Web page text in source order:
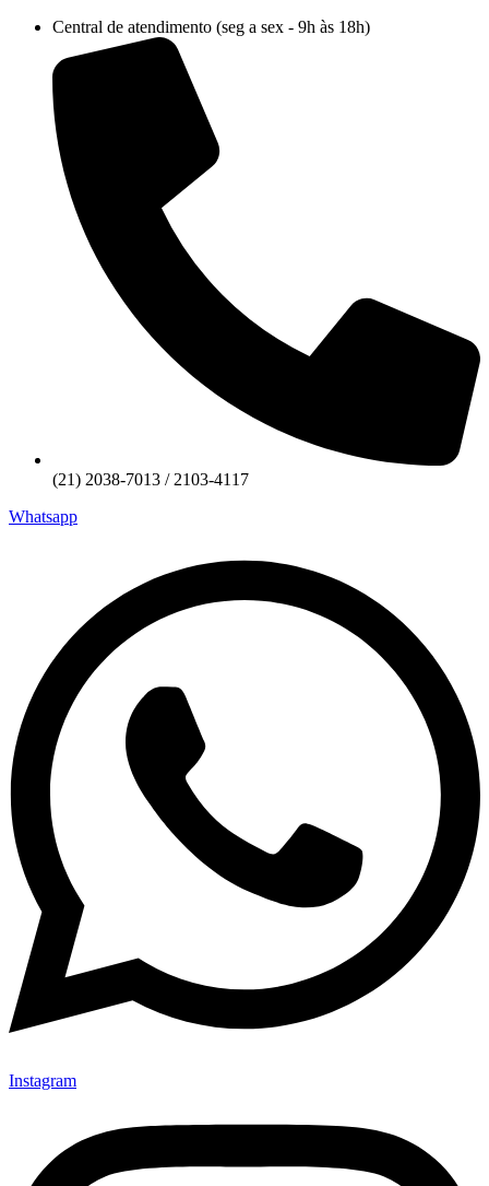
conteúdo
Central de atendimento (seg a sex - 9h às 18h)
(21) 2038-7013 / 2103-4117
Whatsapp
Instagram